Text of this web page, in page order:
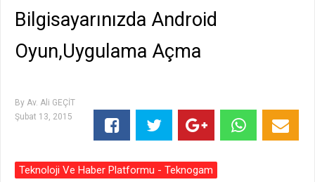
Bilgisayarınızda Android
Oyun,Uygulama Açma
By Av. Ali GEÇİT
Şubat 13, 2015
Teknoloji Ve Haber Platformu - Teknogam